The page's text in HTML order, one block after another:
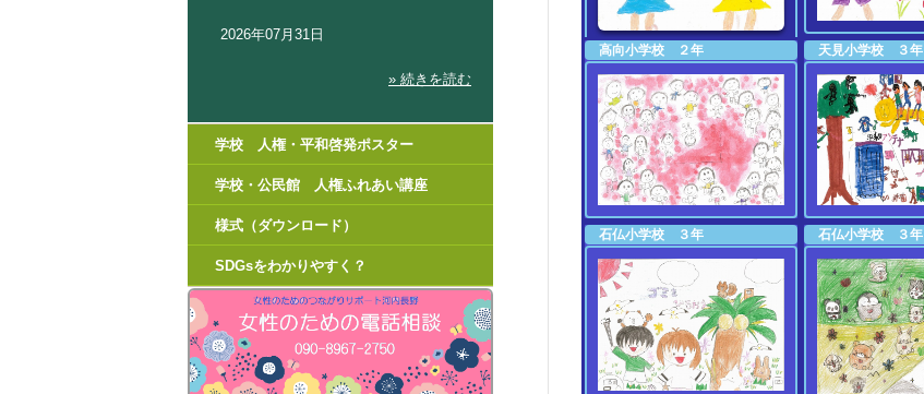
高向小学校 ２年 天見小学校 ３年
石仏小学校 ３年 石仏小学校 ３年
2026年07月31日
» 続きを読む
学校 人権・平和啓発ポスター
学校・公民館 人権ふれあい講座
様式（ダウンロード）
SDGsをわかりやすく？